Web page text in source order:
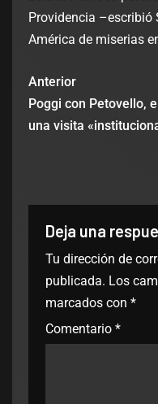
Providencia –escribió
América de miserias
Anterior
Poggi con Petovello,
una visita
Deja una
Tu dirección de
publicada. Los
marcados con *
Comentario *